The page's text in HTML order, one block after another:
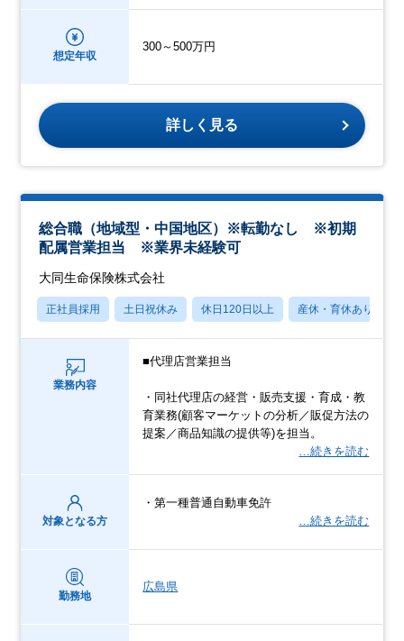
想定年収
300～500万円
詳しく見る
総合職（地域型・中国地区）※転勤なし ※初期
配属営業担当 ※業界未経験可
大同生命保険株式会社
正社員採用 土日祝休み 休日120日以上 産休・育休あり
業務内容
■代理店営業担当
・同社代理店の経営・販売支援・育成・教
育業務(顧客マーケットの分析／販促方法の
提案／商品知識の提供等)を担当。
…続きを読む
対象となる方
・第一種普通自動車免許
…続きを読む
勤務地
広島県